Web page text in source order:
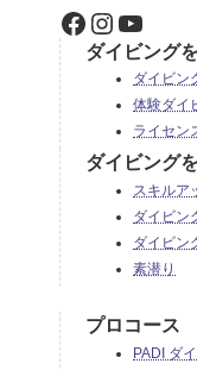
Facebook
Instagram
ダイビング
ダイビン
体験ダイ
ライセン
ダイビング
スキルア
ダイビン
ダイビン
素潜り
プロコース
PADI ダ